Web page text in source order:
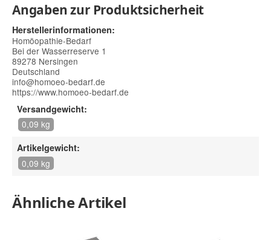
Angaben zur Produktsicherheit
Herstellerinformationen:
Homöopathie-Bedarf
Bei der Wasserreserve 1
89278 Nersingen
Deutschland
info@homoeo-bedarf.de
https://www.homoeo-bedarf.de
Versandgewicht:
0,09 kg
Artikelgewicht:
0,09 kg
Ähnliche Artikel